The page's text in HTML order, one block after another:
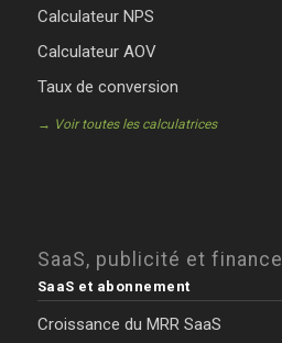
Calculateur NPS
Calculateur AOV
Taux de conversion
→ Voir toutes les calculatrices
SaaS, publicité et finance
SaaS et abonnement
Croissance du MRR SaaS